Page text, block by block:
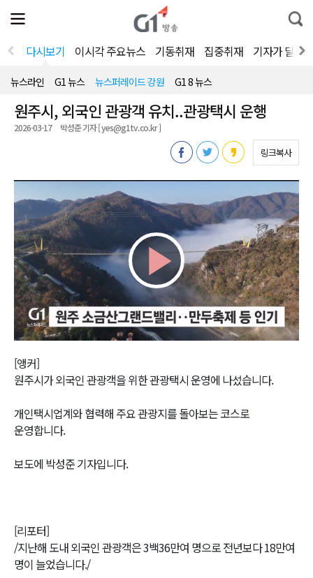
전
체
뉴
열
통
합
색
다시보기 이시각 주요뉴스 기동취재 집중취재 기자가 달려
뉴스라인 G1 뉴스 뉴스퍼레이드 강원 G1 8 뉴스
원주시, 외국인 관광객 유치..관광택시 운행
2026-03-17 박성준 기자 [ yes@g1tv.co.kr ]
링크복사
Play
Video
[앵커]
원주시가 외국인 관광객을 위한 관광택시 운영에 나섰습니다.
개인택시업계와 협력해 주요 관광지를 돌아보는 코스로
운영합니다.
보도에 박성준 기자입니다.
[리포터]
/지난해 도내 외국인 관광객은 3백36만여 명으로 전년보다 18만여
명이 늘었습니다./